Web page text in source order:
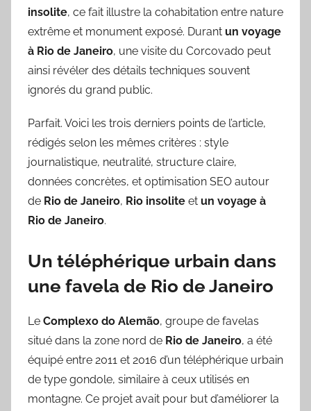
insolite, ce fait illustre la cohabitation entre nature
extrême et monument exposé. Durant un voyage
à Rio de Janeiro, une visite du Corcovado peut
ainsi révéler des détails techniques souvent
ignorés du grand public.
Parfait. Voici les trois derniers points de l’article,
rédigés selon les mêmes critères : style
journalistique, neutralité, structure claire,
données concrètes, et optimisation SEO autour
de Rio de Janeiro, Rio insolite et un voyage à
Rio de Janeiro.
Un téléphérique urbain dans
une favela de Rio de Janeiro
Le Complexo do Alemão, groupe de favelas
situé dans la zone nord de Rio de Janeiro, a été
équipé entre 2011 et 2016 d’un téléphérique urbain
de type gondole, similaire à ceux utilisés en
montagne. Ce projet avait pour but d’améliorer la